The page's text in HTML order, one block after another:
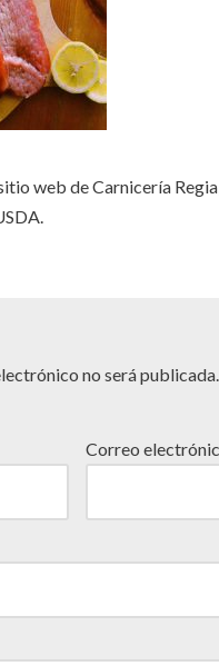
web de Carnicería
no será publicada.
Correo